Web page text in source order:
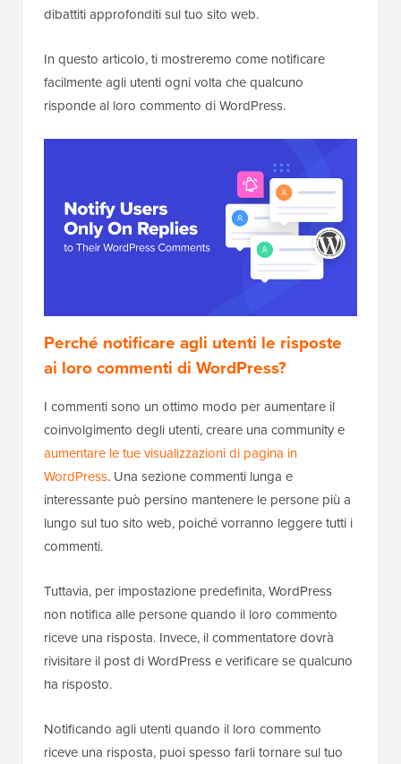
dibattiti approfonditi sul tuo sito web.
In questo articolo, ti mostreremo come notificare
facilmente agli utenti ogni volta che qualcuno
risponde al loro commento di WordPress.
Perché notificare agli utenti le risposte
ai loro commenti di WordPress?
I commenti sono un ottimo modo per aumentare il
coinvolgimento degli utenti, creare una community e
aumentare le tue visualizzazioni di pagina in
WordPress. Una sezione commenti lunga e
interessante può persino mantenere le persone più a
lungo sul tuo sito web, poiché vorranno leggere tutti i
commenti.
Tuttavia, per impostazione predefinita, WordPress
non notifica alle persone quando il loro commento
riceve una risposta. Invece, il commentatore dovrà
rivisitare il post di WordPress e verificare se qualcuno
ha risposto.
Notificando agli utenti quando il loro commento
riceve una risposta, puoi spesso farli tornare sul tuo